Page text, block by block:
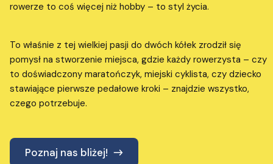
rowerze to coś więcej niż hobby – to styl życia.
To właśnie z tej wielkiej pasji do dwóch kółek zrodził się
pomysł na stworzenie miejsca, gdzie każdy rowerzysta – czy
to doświadczony maratończyk, miejski cyklista, czy dziecko
stawiające pierwsze pedałowe kroki – znajdzie wszystko,
czego potrzebuje.
Poznaj nas bliżej!